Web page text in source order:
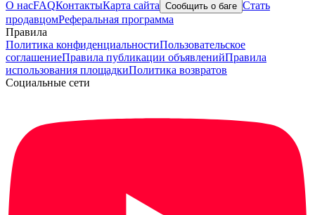
О насFAQКонтактыКарта сайта Сообщить о баге Стать
продавцомРеферальная программа
Правила
Политика конфиденциальностиПользовательское
соглашениеПравила публикации объявленийПравила
использования площадкиПолитика возвратов
Социальные сети